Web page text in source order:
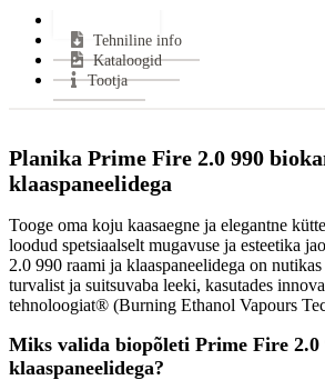
Kütus:
Garantii:Tehniline info
Kataloogid
Tootja
Planika Prime Fire 2.0 990
klaaspaneelidega
Tooge oma koju kaasaegne ja elegantne
loodud spetsiaalselt mugavuse ja esteetika
2.0 990 raami ja klaaspaneelidega on
turvalist ja suitsuvaba leeki, kasutades
tehnoloogiat® (Burning Ethanol Vapours
Miks valida biopõleti Prime Fire 2.0
klaaspaneelidega?